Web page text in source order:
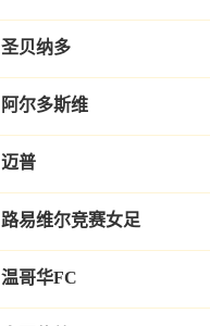
圣贝纳多
阿尔多斯维
迈普
路易维尔竞赛女足
温哥华FC